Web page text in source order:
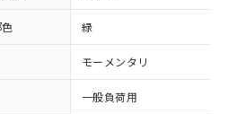
緑
モーメンタリ
一般負荷用